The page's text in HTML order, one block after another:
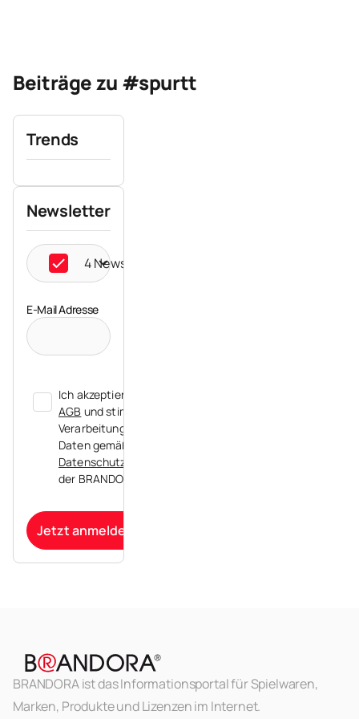
Beiträge zu #spurtt
Trends
Newsletter
4 Newsletter ausgewählt
E-Mail Adresse
Ich akzeptiere die
AGB und stimme der
Verarbeitung meiner
Daten gemäß der
Datenschutzerklärung
der BRANDORA zu.
Jetzt anmelden
BRANDORA ist das Informationsportal für Spielwaren,
Marken, Produkte und Lizenzen im Internet.